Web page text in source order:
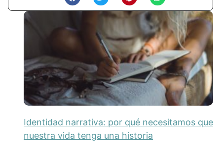
Identidad narrativa: por qué necesitamos que
nuestra vida tenga una historia